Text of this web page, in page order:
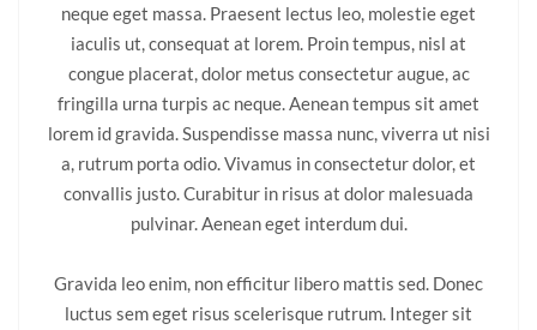
neque eget massa. Praesent lectus leo, molestie eget
iaculis ut, consequat at lorem. Proin tempus, nisl at
congue placerat, dolor metus consectetur augue, ac
fringilla urna turpis ac neque. Aenean tempus sit amet
lorem id gravida. Suspendisse massa nunc, viverra ut nisi
a, rutrum porta odio. Vivamus in consectetur dolor, et
convallis justo. Curabitur in risus at dolor malesuada
pulvinar. Aenean eget interdum dui.
Gravida leo enim, non efficitur libero mattis sed. Donec
luctus sem eget risus scelerisque rutrum. Integer sit